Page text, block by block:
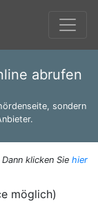
abrufen
sondern
Dann klicken Sie hier
möglich)